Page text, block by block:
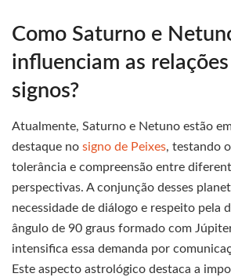
Como Saturno e
influenciam as
signos?
Atualmente, Saturno e Netuno estão
destaque no signo de Peixes, testando
tolerância e compreensão entre
perspectivas. A conjunção desses
necessidade de diálogo e respeito pela
ângulo de 90 graus formado com
intensifica essa demanda por
Este aspecto astrológico destaca a